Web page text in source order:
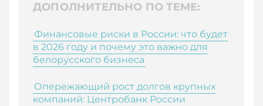
ДОПОЛНИТЕЛЬНО ПО ТЕМЕ:
Финансовые риски в России: что будет
в 2026 году и почему это важно для
белорусского бизнеса
Опережающий рост долгов крупных
компаний: Центробанк России